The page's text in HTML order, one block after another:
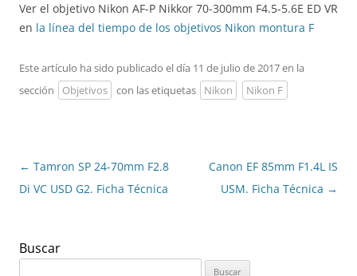
Ver el objetivo Nikon AF-P Nikkor 70-300mm F4.5-5.6E ED VR
en la línea del tiempo de los objetivos Nikon montura F
Este artículo ha sido publicado el día 11 de julio de 2017 en la
sección
Objetivos con las etiquetas Nikon Nikon F
Navegación
de
← Tamron SP 24-70mm F2.8
Di VC USD G2. Ficha Técnica
Canon EF 85mm F1.4L IS
USM. Ficha Técnica →
Buscar